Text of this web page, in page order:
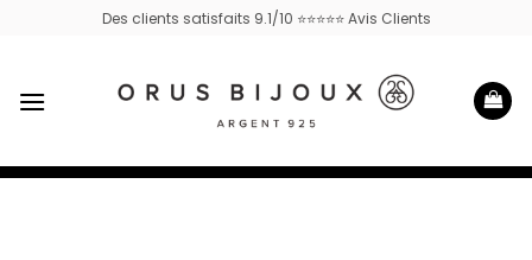
Des clients satisfaits 9.1/10 ⭐⭐⭐⭐⭐ Avis Clients